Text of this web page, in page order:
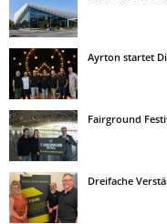
Ayrton startet
Fairground
Dreifache